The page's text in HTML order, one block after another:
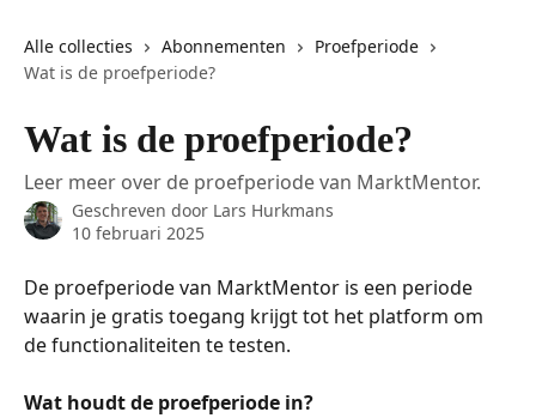
Alle collecties Abonnementen
Proefperiode
Wat is de proefperiode?
Wat is de proefperiode?
Leer meer over de proefperiode van MarktMentor.
Geschreven door Lars Hurkmans
10 februari 2025
De proefperiode van MarktMentor is een periode
waarin je gratis toegang krijgt tot het platform om
de functionaliteiten te testen.
Wat houdt de proefperiode in?